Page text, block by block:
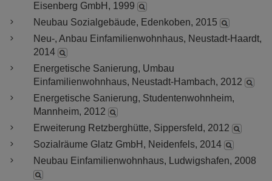
Eisenberg GmbH, 1999
Neubau Sozialgebäude, Edenkoben, 2015
Neu-, Anbau Einfamilienwohnhaus, Neustadt-Haardt,
2014
Energetische Sanierung, Umbau
Einfamilienwohnhaus, Neustadt-Hambach, 2012
Energetische Sanierung, Studentenwohnheim,
Mannheim, 2012
Erweiterung Retzberghütte, Sippersfeld, 2012
Sozialräume Glatz GmbH, Neidenfels, 2014
Neubau Einfamilienwohnhaus, Ludwigshafen, 2008